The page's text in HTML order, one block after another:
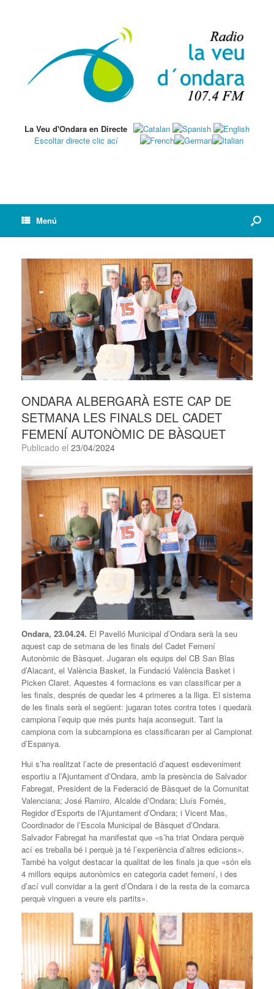
La Veu d'Ondara en Directe
Escoltar directe clic ací
Menú
ONDARA ALBERGARÀ ESTE CAP DE
SETMANA LES FINALS DEL CADET
FEMENÍ AUTONÒMIC DE BÀSQUET
Publicado el 23/04/2024
Ondara, 23.04.24. El Pavelló Municipal d’Ondara serà la seu
aquest cap de setmana de les finals del Cadet Femení
Autonòmic de Bàsquet. Jugaran els equips del CB San Blas
d’Alacant, el València Basket, la Fundació València Basket i
Picken Claret. Aquestes 4 formacions es van classificar per a
les finals, després de quedar les 4 primeres a la lliga. El sistema
de les finals serà el següent: jugaran totes contra totes i quedarà
campiona l’equip que més punts haja aconseguit. Tant la
campiona com la subcampiona es classificaran per al Campionat
d’Espanya.
Hui s’ha realitzat l’acte de presentació d’aquest esdeveniment
esportiu a l’Ajuntament d’Ondara, amb la presència de Salvador
Fabregat, President de la Federació de Bàsquet de la Comunitat
Valenciana; José Ramiro, Alcalde d’Ondara; Lluís Fornés,
Regidor d’Esports de l’Ajuntament d’Ondara; i Vicent Mas,
Coordinador de l’Escola Municipal de Bàsquet d’Ondara.
Salvador Fabregat ha manifestat que «s’ha triat Ondara perquè
ací es treballa bé i perquè ja té l’experiència d’altres edicions».
També ha volgut destacar la qualitat de les finals ja que «són els
4 millors equips autonòmics en categoria cadet femení, i des
d’ací vull convidar a la gent d’Ondara i de la resta de la comarca
perquè vinguen a veure els partits».